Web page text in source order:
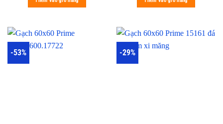
-53% -29%